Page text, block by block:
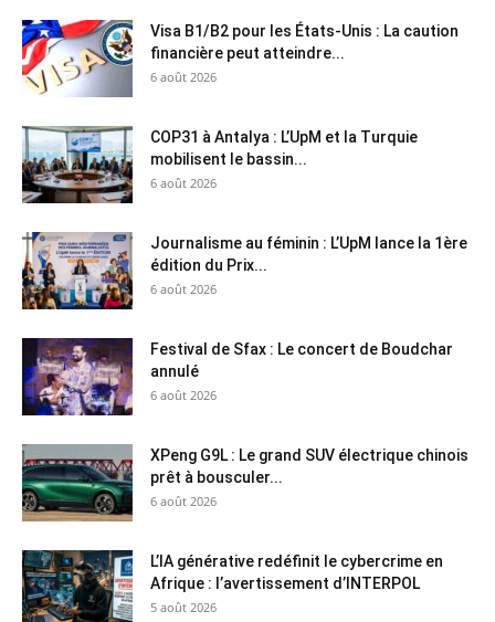
Visa B1/B2 pour les États-Unis : La caution
financière peut atteindre...
6 août 2026
COP31 à Antalya : L’UpM et la Turquie
mobilisent le bassin...
6 août 2026
Journalisme au féminin : L’UpM lance la 1ère
édition du Prix...
6 août 2026
Festival de Sfax : Le concert de Boudchar
annulé
6 août 2026
XPeng G9L : Le grand SUV électrique chinois
prêt à bousculer...
6 août 2026
L’IA générative redéfinit le cybercrime en
Afrique : l’avertissement d’INTERPOL
5 août 2026